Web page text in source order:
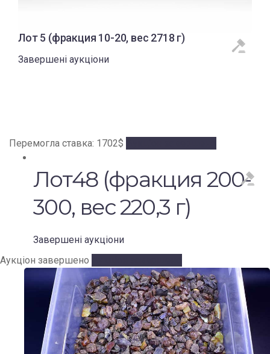
Лот 5 (фракция 10-20, вес 2718 г)
Завершені аукціони
Перемогла ставка: 1702$
Лот48 (фракция 200-
300, вес 220,3 г)
Завершені аукціони
Аукціон завершено